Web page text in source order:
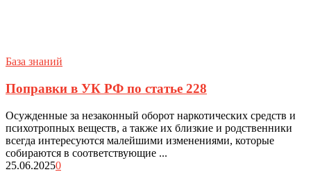
База знаний
Поправки в УК РФ по статье 228
Осужденные за незаконный оборот наркотических средств и
психотропных веществ, а также их близкие и родственники
всегда интересуются малейшими изменениями, которые
собираются в соответствующие ...
25.06.20250